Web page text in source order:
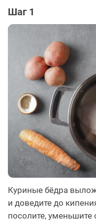
Шаг 1
Куриные бёдра
и доведите до
посолите, уменьшите